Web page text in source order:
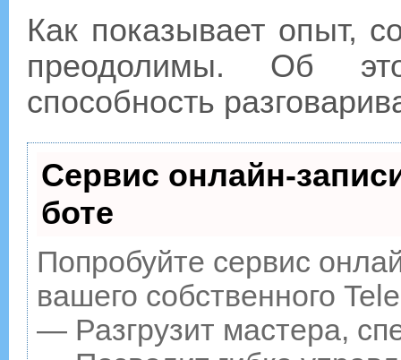
Как показывает опыт,
преодолимы. Об
способность
Сервис онлайн-
боте
Попробуйте сервис
вашего собственного
— Разгрузит мастера,